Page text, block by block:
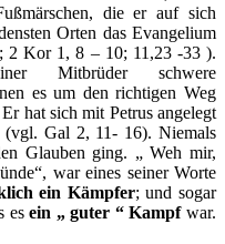
die er auf sich
Orten das Evangelium
2 Kor 1, 8 – 10; 11,23 -33 ).
Mitbrüder schwere
es um den richtigen Weg
hat sich mit Petrus angelegt
(vgl. Gal 2, 11- 16). Niemals
Glauben ging. „ Weh mir,
war eines seiner Worte
ein Kämpfer; und sogar
esein „ guter “ Kampfwar.